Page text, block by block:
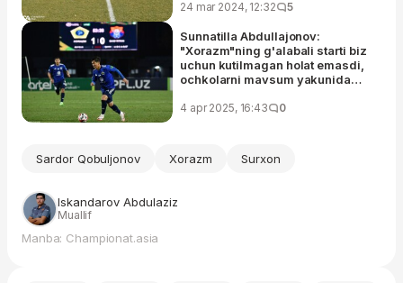
24 mar 2024, 12:32 5
Sunnatilla Abdullajonov:
"Xorazm"ning g'alabali starti biz
uchun kutilmagan holat emasdi,
ochkolarni mavsum yakunida
4 apr 2025, 16:43 0
Sardor Qobuljonov Xorazm Surxon
Iskandarov Abdulaziz
Muallif
Manba: Championat.asia